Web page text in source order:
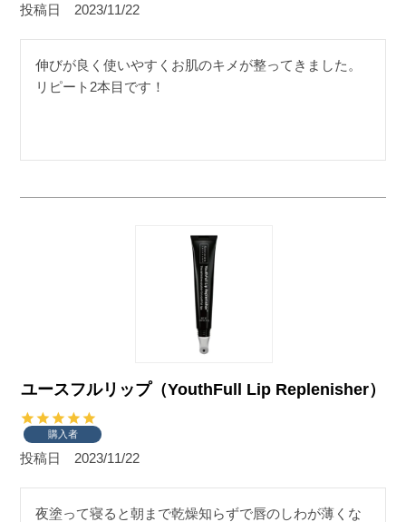
投稿日 2023/11/22
伸びが良く使いやすくお肌のキメが整ってきました。
リピート2本目です！
ユースフルリップ（YouthFull Lip Replenisher）
購入者
投稿日 2023/11/22
夜塗って寝ると朝まで乾燥知らずで唇のしわが薄くな